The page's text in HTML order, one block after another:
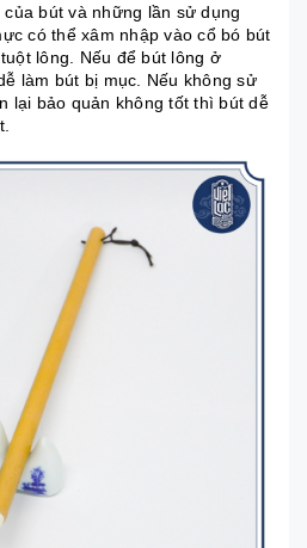
bút và những lần sử dụng
có thể xâm nhập vào cổ bó bút
lông. Nếu để bút lông ở
làm bút bị mục. Nếu không sử
lại bảo quản không tốt thì bút dễ